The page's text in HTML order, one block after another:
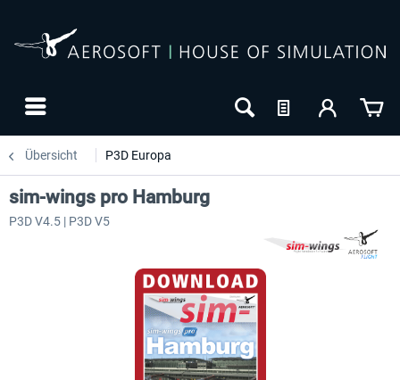
Übersicht P3D Europa
sim-wings pro Hamburg
P3D V4.5 | P3D V5